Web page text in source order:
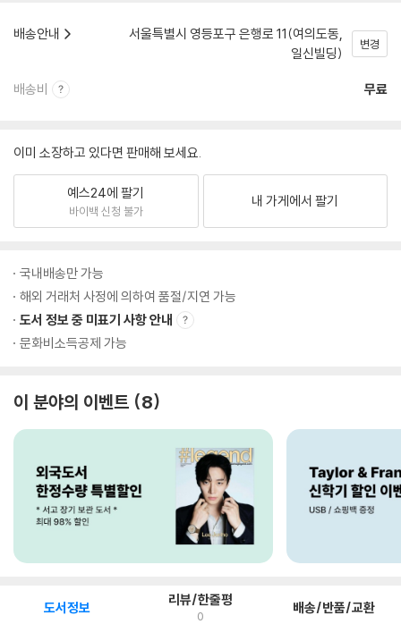
배송안내
서울특별시 영등포구 은행로 11(여의도동,
일신빌딩)
변경
배송비 무료
이미 소장하고 있다면 판매해 보세요.
예스24에 팔기
바이백 신청 불가
내 가게에서 팔기
국내배송만 가능
해외 거래처 사정에 의하여 품절/지연 가능
도서 정보 중 미표기 사항 안내
문화비소득공제 가능
이 분야의 이벤트 8
도서정보 리뷰/한줄평
0 배송/반품/교환